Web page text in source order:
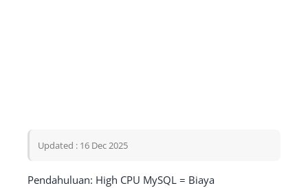
Updated : 16 Dec 2025
Pendahuluan: High CPU MySQL = Biaya